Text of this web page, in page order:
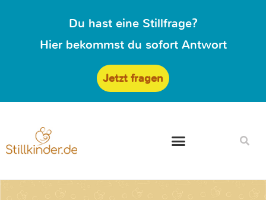
Du hast eine Stillfrage?
Hier bekommst du sofort Antwort
Jetzt fragen